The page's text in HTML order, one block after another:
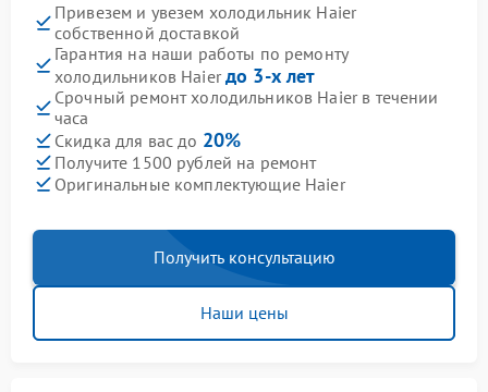
Привезем и увезем холодильник Haier
собственной доставкой
Гарантия на наши работы по ремонту
холодильников Haierдо 3-х лет
Срочный ремонт холодильников Haier в течении
часа
Скидка для вас до 20%
Получите 1500 рублей на ремонт
Оригинальные комплектующие Haier
Получить консультацию
Наши цены